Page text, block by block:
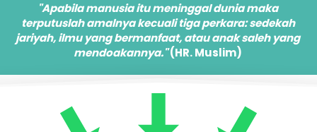
"Apabila manusia itu meninggal dunia maka
terputuslah amalnya kecuali tiga perkara: sedekah
jariyah, ilmu yang bermanfaat, atau anak saleh yang
mendoakannya." (HR. Muslim)